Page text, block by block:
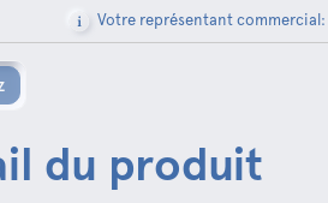
Votre représentant commercial:
du produit